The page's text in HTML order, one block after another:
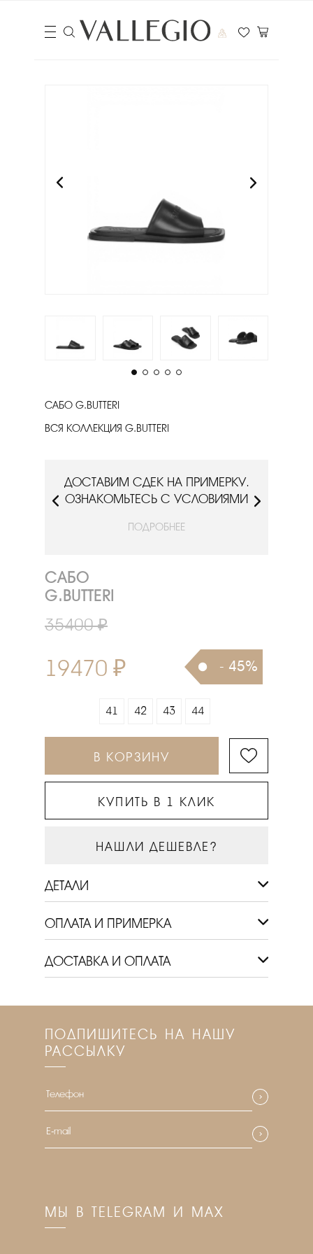
САБО G.BUTTERI
ВСЯ КОЛЛЕКЦИЯ G.BUTTERI
ДОСТАВИМ СДЕК НА ПРИМЕРКУ.
ОЗНАКОМЬТЕСЬ С УСЛОВИЯМИ
ПОДРОБНЕЕ
САБО
G.BUTTERI
35400 ₽
19470 ₽ - 45%
41 42 43 44
В КОРЗИНУ
КУПИТЬ В 1 КЛИК
НАШЛИ ДЕШЕВЛЕ?
ДЕТАЛИ
ОПЛАТА И ПРИМЕРКА
ДОСТАВКА И ОПЛАТА
ПОДПИШИТЕСЬ НА НАШУ
РАССЫЛКУ
МЫ В TELEGRAM И MAX